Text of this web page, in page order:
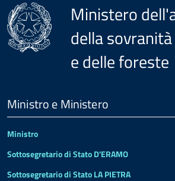
Ministero
della
e delle foreste
Footer
Ministro e Ministero
Ministro
Sottosegretario di Stato D'ERAMO
Sottosegretario di Stato LA PIETRA